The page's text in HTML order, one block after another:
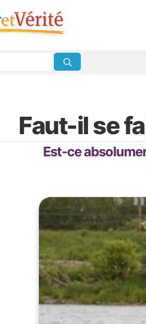
Faut-il se
Est-ce